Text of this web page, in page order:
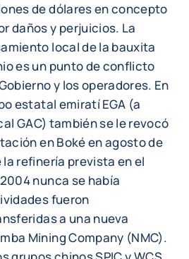
de dólares en concepto
daños y perjuicios. La
local de la bauxita
es un punto de conflicto
y los operadores. En
estatal emiratí EGA (a
GAC) también se le revocó
en Boké en agosto de
refinería prevista en el
nunca se había
fueron
a una nueva
Mining Company (NMC).